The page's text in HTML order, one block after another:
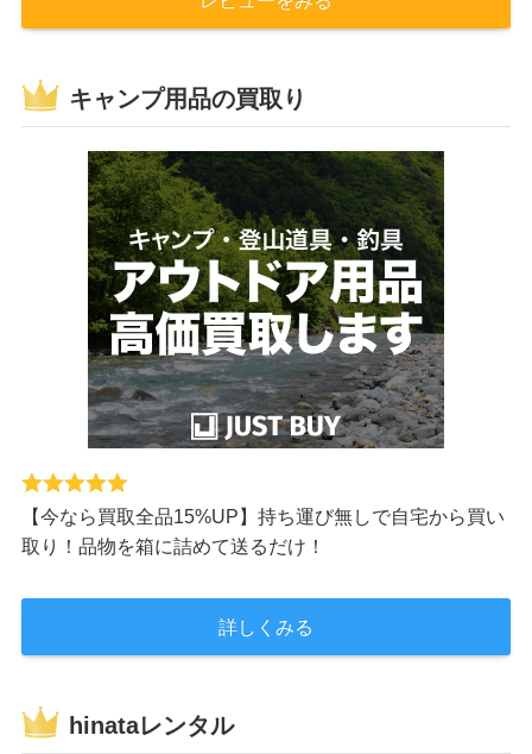
キャンプ用品の買取り
【今なら買取全品15%UP】持ち運び無しで自宅から買い
取り！品物を箱に詰めて送るだけ！
詳しくみる
hinataレンタル